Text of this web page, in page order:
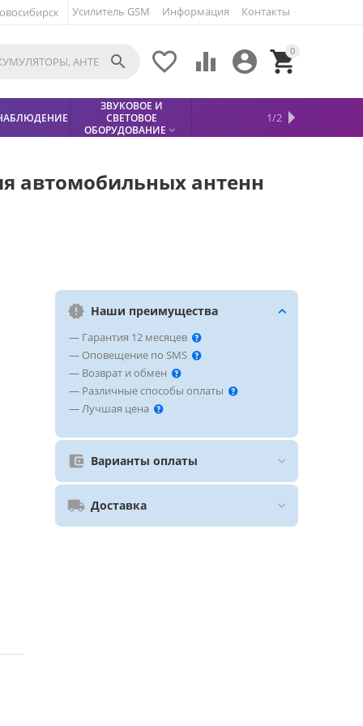
Усилитель GSM Информация Контакты
0


 

ЗВУКОВОЕ И
СВЕТОВОЕ
ОБОРУДОВАНИЕ 
МЕТАЛЛОДЕТЕКТОР
СФИНКС (SPHINX)
БЕЗОПАСНОСТЬ 
КИСЛОТНЫЕ
АККУМУЛЯТОРЫ 
1/2
автомобильных антенн
Наши преимущества
— Гарантия 12 месяцев
— Оповещение по SMS
— Возврат и обмен
— Различные способы оплаты
— Лучшая цена
Варианты оплаты
Доставка